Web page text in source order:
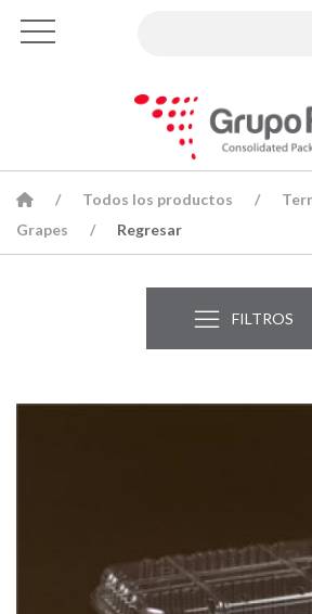
Todos los productos
Grapes
Regresar
FILTROS